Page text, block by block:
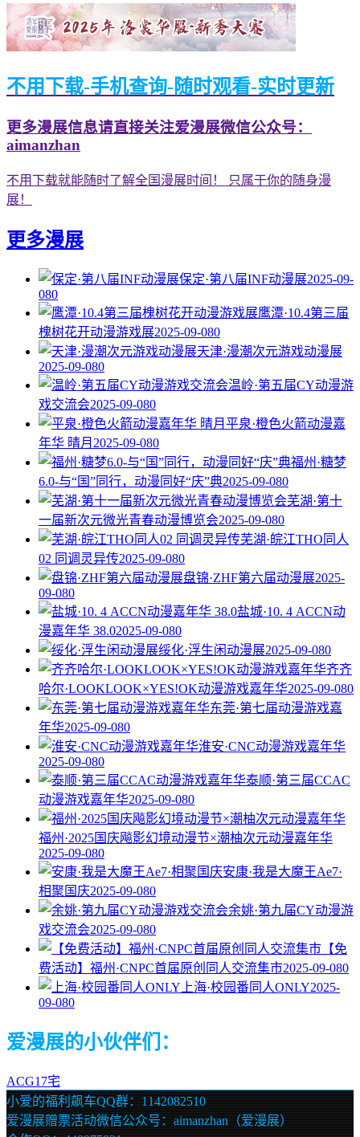
不用下载-手机查询-随时观看-实时更新
更多漫展信息请直接关注爱漫展微信公众号：
aimanzhan
不用下载就能随时了解全国漫展时间！ 只属于你的随身漫
展！
更多漫展
保定·第八届INF动漫展2025-09-
080
鹰潭·10.4第三届
槐树花开动漫游戏展2025-09-080
天津·漫潮次元游戏动漫展
2025-09-080
温岭·第五届CY动漫游
戏交流会2025-09-080
平泉·橙色火箭动漫嘉
年华 晴月 2025-09-080
福州·糖梦
6.0-与“国”同行，动漫同好“庆”典2025-09-080
芜湖·第十
一届新次元微光青春动漫博览会2025-09-080
芜湖·皖江THO同人
02 同调灵异传2025-09-080
盘锦·ZHF第六届动漫展2025-
09-080
盐城·10. 4 ACCN动
漫嘉年华 38.02025-09-080
绥化·浮生闲动漫展2025-09-080
齐齐
哈尔·LOOKLOOK×YES!OK动漫游戏嘉年华2025-09-080
东莞·第七届动漫游戏嘉
年华2025-09-080
淮安·CNC动漫游戏嘉年华
2025-09-080
泰顺·第三届CCAC
动漫游戏嘉年华2025-09-080
福州·2025国庆飚影幻境动漫节×潮柚次元动漫嘉年华
2025-09-080
安康·我是大魔王Ae7·
相聚国庆2025-09-080
余姚·第九届CY动漫游
戏交流会2025-09-080
【免
费活动】福州·CNPC首届原创同人交流集市2025-09-080
上海·校园番同人ONLY2025-
09-080
爱漫展的小伙伴们：
ACG17宅
小爱的福利飙车QQ群：1142082510
爱漫展赠票活动微信公众号：aimanzhan（爱漫展）